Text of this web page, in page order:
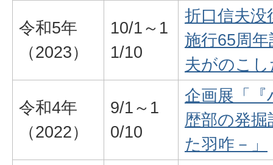
令和5年
（2023）
10/1～1
1/10
折口信夫没
施行65周
夫がのこ
令和4年
（2022）
9/1～1
0/10
企画展「
歴部の発
た羽咋－」